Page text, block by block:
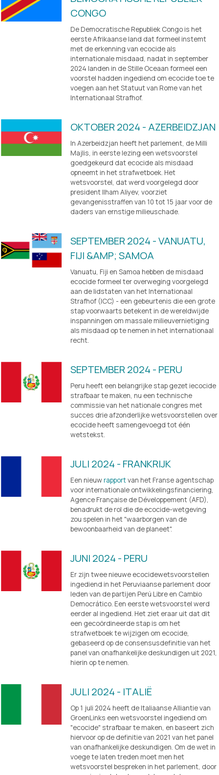
CONGO
De Democratische Republiek Congo is het
eerste Afrikaanse land dat formeel instemt
met de erkenning van ecocide als
internationale misdaad, nadat in september
2024 landen in de Stille Oceaan formeel een
voorstel hadden ingediend om ecocide toe te
voegen aan het Statuut van Rome van het
Internationaal Strafhof.
OKTOBER 2024 - AZERBEIDZJAN
In Azerbeidzjan heeft het parlement, de Milli
Majlis, in eerste lezing een wetsvoorstel
goedgekeurd dat ecocide als misdaad
opneemt in het strafwetboek. Het
wetsvoorstel, dat werd voorgelegd door
president Ilham Aliyev, voorziet
gevangenisstraffen van 10 tot 15 jaar voor de
daders van ernstige milieuschade.
SEPTEMBER 2024 - VANUATU,
FIJI &AMP; SAMOA
Vanuatu, Fiji en Samoa hebben de misdaad
ecocide formeel ter overweging voorgelegd
aan de lidstaten van het Internationaal
Strafhof (ICC) - een gebeurtenis die een grote
stap voorwaarts betekent in de wereldwijde
inspanningen om massale milieuvernietiging
als misdaad op te nemen in het internationaal
recht.
SEPTEMBER 2024 - PERU
Peru heeft een belangrijke stap gezet iecocide
strafbaar te maken, nu een technische
commissie van het nationale congres met
succes drie afzonderlijke wetsvoorstellen over
ecocide heeft samengevoegd tot één
wetstekst.
JULI 2024 - FRANKRIJK
Een nieuw rapport van het Franse agentschap
voor internationale ontwikkelingsfinanciering,
Agence Française de Développement (AFD),
benadrukt de rol die de ecocide-wetgeving
zou spelen in het "waarborgen van de
bewoonbaarheid van de planeet".
JUNI 2024 - PERU
Er zijn twee nieuwe ecocidewetsvoorstellen
ingediend in het Peruviaanse parlement door
leden van de partijen Perú Libre en Cambio
Democrático. Een eerste wetsvoorstel werd
eerder al ingediend. Het ziet eraar uit dat dit
een gecoördineerde stap is om het
strafwetboek te wijzigen om ecocide,
gebaseerd op de consensusdefinitie van het
panel van onafhankelijke deskundigen uit 2021,
hierin op te nemen.
JULI 2024 - ITALIË
Op 1 juli 2024 heeft de Italiaanse Alliantie van
GroenLinks een wetsvoorstel ingediend om
"ecocide" strafbaar te maken, en baseert zich
hiervoor op de definitie van 2021 van het panel
van onafhankelijke deskundigen. Om de wet in
voege te laten treden moet men het
wetsvoorstel bespreken in het parlement, door